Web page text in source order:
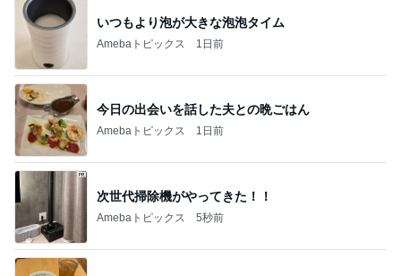
今日の出会いを話した夫との晩ごはん
Amebaトピックス 1日前
次世代掃除機がやってきた！！
Amebaトピックス 5秒前
上原さくら 食べたかった白玉パフェ
Amebaトピックス 2日前